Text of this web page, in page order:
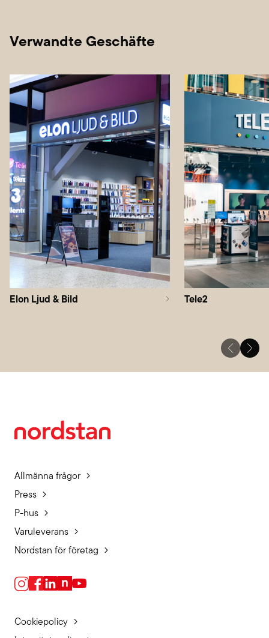
Verwandte Geschäfte
Elon Ljud & Bild Tele2
Allmänna frågor
Press
P-hus
Varuleverans
Nordstan för företag
Cookiepolicy